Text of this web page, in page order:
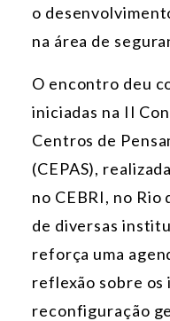
o
na área de
O encontro deu
iniciadas na II
Centros de
(CEPAS),
no CEBRI, no
de diversas
reforça uma
reflexão sobre os
reconfiguração